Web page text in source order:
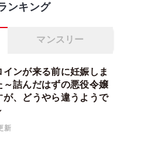
ンキング
マンスリー
インが来る前に妊娠しま
～詰んだはずの悪役令嬢
が、どうやら違うようで
新